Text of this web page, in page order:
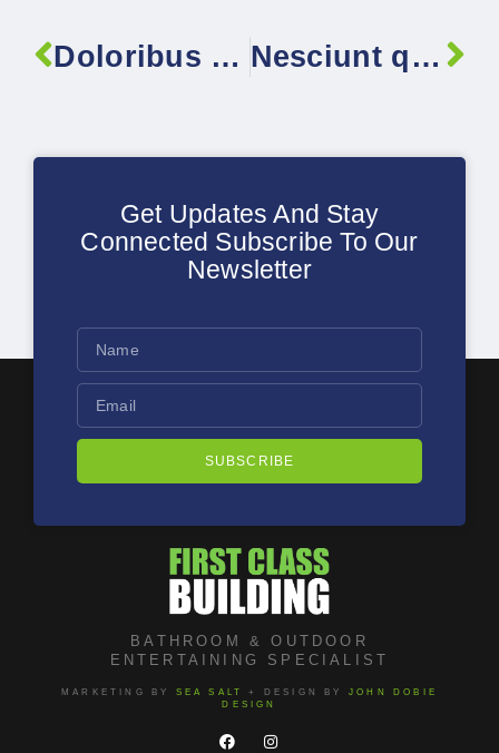
Doloribus ut doloribus qui corrupti dignissimos illum Nesciunt qui quidem inventore quibusdam
Get Updates And Stay
Connected Subscribe To Our
Newsletter
SUBSCRIBE
BATHROOM & OUTDOOR
ENTERTAINING SPECIALIST
MARKETING BY SEA SALT + DESIGN BY
JOHN DOBIE
DESIGN